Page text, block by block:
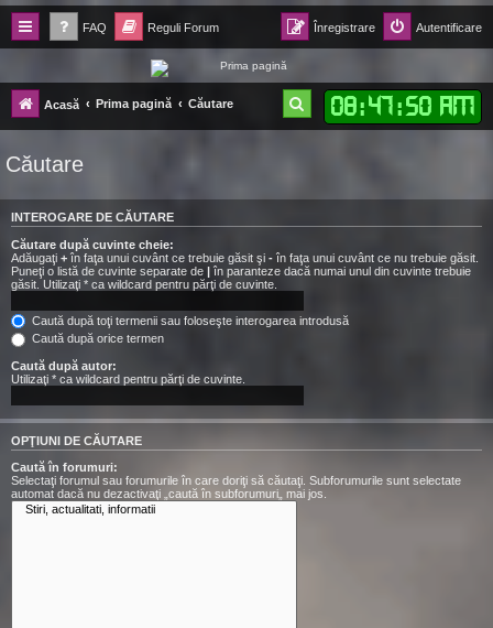
FAQ Reguli Forum Autentificare
Înregistrare
Forum Ecolomania™®
-= Idei pentru viitor =-
Acasă Prima pagină Căutare 08:47:51 AM
ă
Căutare
INTEROGARE DE CĂUTARE
Căutare după cuvinte cheie:
Adăugaţi + în faţa unui cuvânt ce trebuie găsit şi - în faţa unui cuvânt ce nu trebuie găsit.
Puneţi o listă de cuvinte separate de | în paranteze dacă numai unul din cuvinte trebuie
găsit. Utilizaţi * ca wildcard pentru părţi de cuvinte.
Caută după toţi termenii sau foloseşte interogarea introdusă
Caută după orice termen
Caută după autor:
Utilizaţi * ca wildcard pentru părţi de cuvinte.
OPŢIUNI DE CĂUTARE
Caută în forumuri:
Selectaţi forumul sau forumurile în care doriţi să căutaţi. Subforumurile sunt selectate
automat dacă nu dezactivaţi „caută în subforumuri„ mai jos.